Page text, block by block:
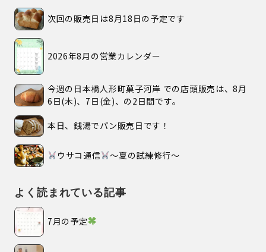
次回の販売日は8月18日の予定です
2026年8月の営業カレンダー
今週の日本橋人形町菓子河岸 での店頭販売は、8月
6日(木)、7日(金)、の2日間です。
本日、銭湯でパン販売日です！
ウサコ通信 〜夏の試練修行〜
よく読まれている記事
7月の予定